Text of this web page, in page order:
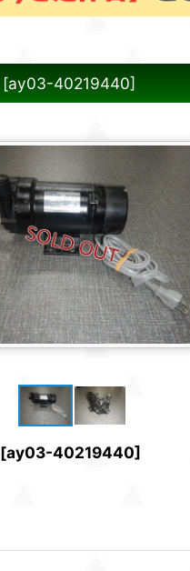
[ay03-40219440]
[ay03-40219440]